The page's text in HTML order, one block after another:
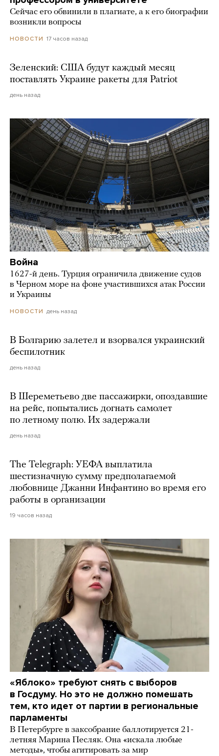
Сейчас его обвинили в плагиате, а к его биографии
возникли вопросы
НОВОСТИ 17 часов назад
Зеленский: США будут каждый месяц
поставлять Украине ракеты для Patriot
день назад
Война
1627-й день. Турция ограничила движение судов
в Черном море на фоне участившихся атак России
и Украины
НОВОСТИ день назад
В Болгарию залетел и взорвался украинский
беспилотник
день назад
В Шереметьево две пассажирки, опоздавшие
на рейс, попытались догнать самолет
по летному полю. Их задержали
день назад
The Telegraph: УЕФА выплатила
шестизначную сумму предполагаемой
любовнице Джанни Инфантино во время его
работы в организации
19 часов назад
«Яблоко» требуют снять с выборов
в Госдуму. Но это не должно помешать
тем, кто идет от партии в региональные
парламенты
В Петербурге в заксобрание баллотируется 21-
летняя Марина Песляк. Она «искала любые
методы», чтобы агитировать за мир